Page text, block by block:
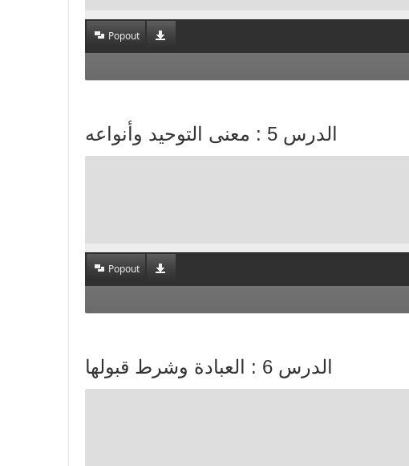
Popout
الدرس 5 : معنى التوحيد وأنواعه
Popout
الدرس 6 : العبادة وشرط قبولها